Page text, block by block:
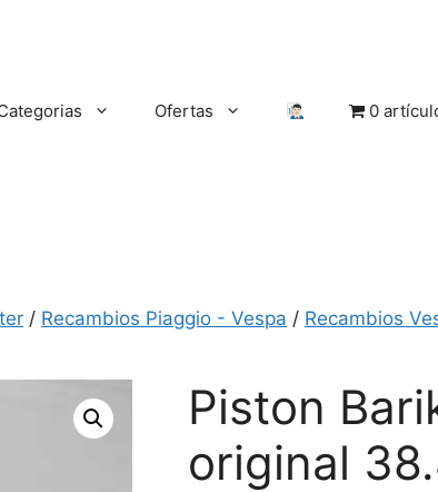
Ofertas 0
/ Recambios Piaggio - Vespa / Recambios
Piston
original